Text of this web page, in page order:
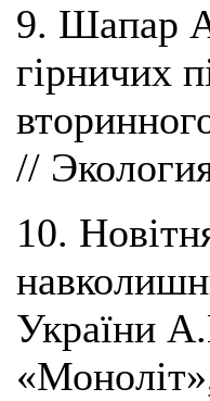
9. Шапар
гірничих
//
10.
України